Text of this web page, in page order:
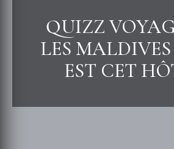
QUIZZ
LES
EST CET